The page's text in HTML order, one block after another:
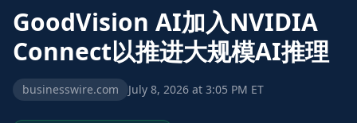
GoodVision AI加入NVIDIA
Connect以推进大规模AI推理
businesswire.com July 8, 2026 at 3:05 PM ET